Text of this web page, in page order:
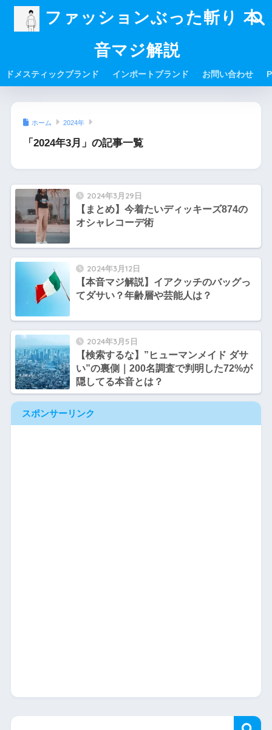
ファッションぶった斬り 本
音マジ解説
ドメスティックブランド インポートブランド お問い合わせ
ホーム 2024年
「2024年3月」の記事一覧
2024年3月29日
【まとめ】今着たいディッキーズ874の
オシャレコーデ術
2024年3月12日
【本音マジ解説】イアクッチのバッグっ
てダサい？年齢層や芸能人は？
2024年3月5日
【検索するな】”ヒューマンメイド ダサ
い”の裏側｜200名調査で判明した72%が
隠してる本音とは？
スポンサーリンク